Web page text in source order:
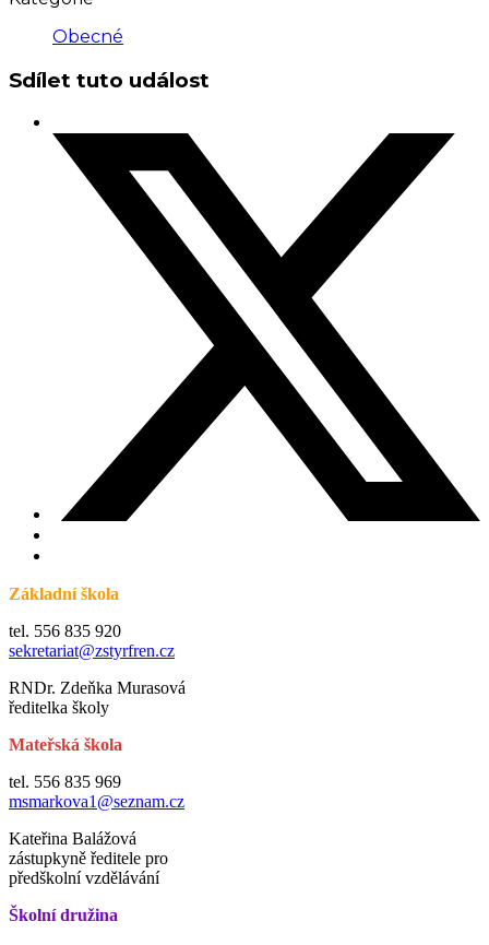
Obecné
Sdílet tuto událost
Základní škola
tel. 556 835 920
sekretariat@zstyrfren.cz
RNDr. Zdeňka Murasová
ředitelka školy
Mateřská škola
tel. 556 835 969
msmarkova1@seznam.cz
Kateřina Balážová
zástupkyně ředitele pro
předškolní vzdělávání
Školní družina